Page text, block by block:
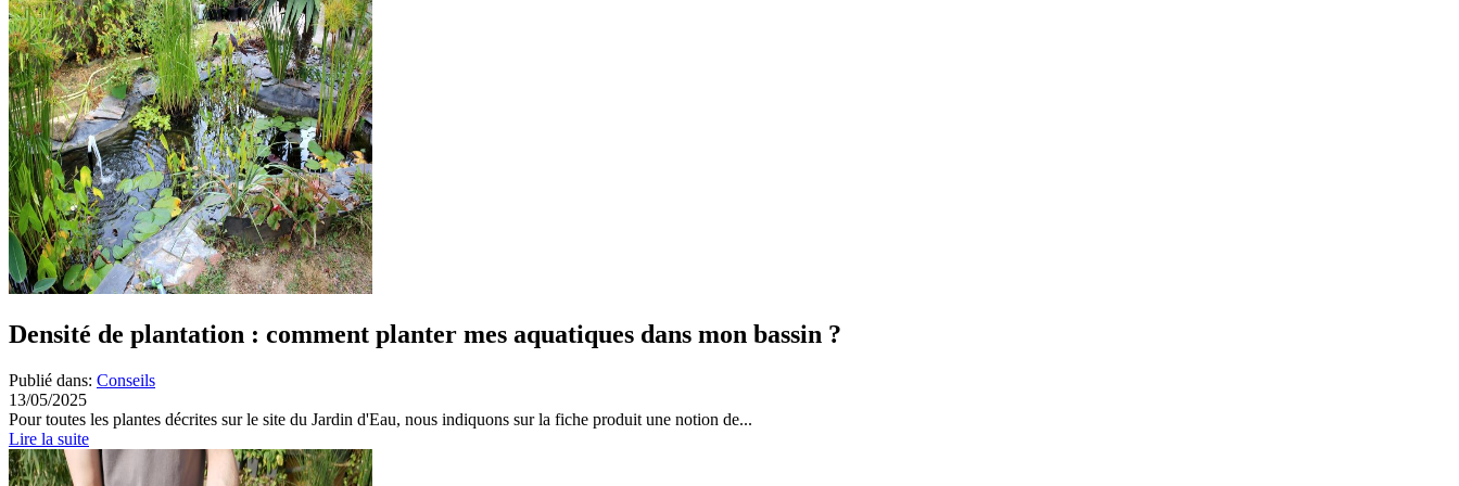
Densité de plantation : comment planter mes aquatiques dans mon bassin ?
Publié dans: Conseils
13/05/2025
Pour toutes les plantes décrites sur le site du Jardin d'Eau, nous indiquons sur la fiche produit une notion de...
Lire la suite